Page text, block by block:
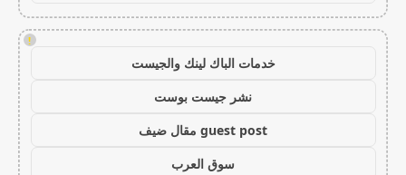
!
خدمات الباك لينك والجيست
نشر جيست بوست
guest post مقال ضيف
سوق العرب